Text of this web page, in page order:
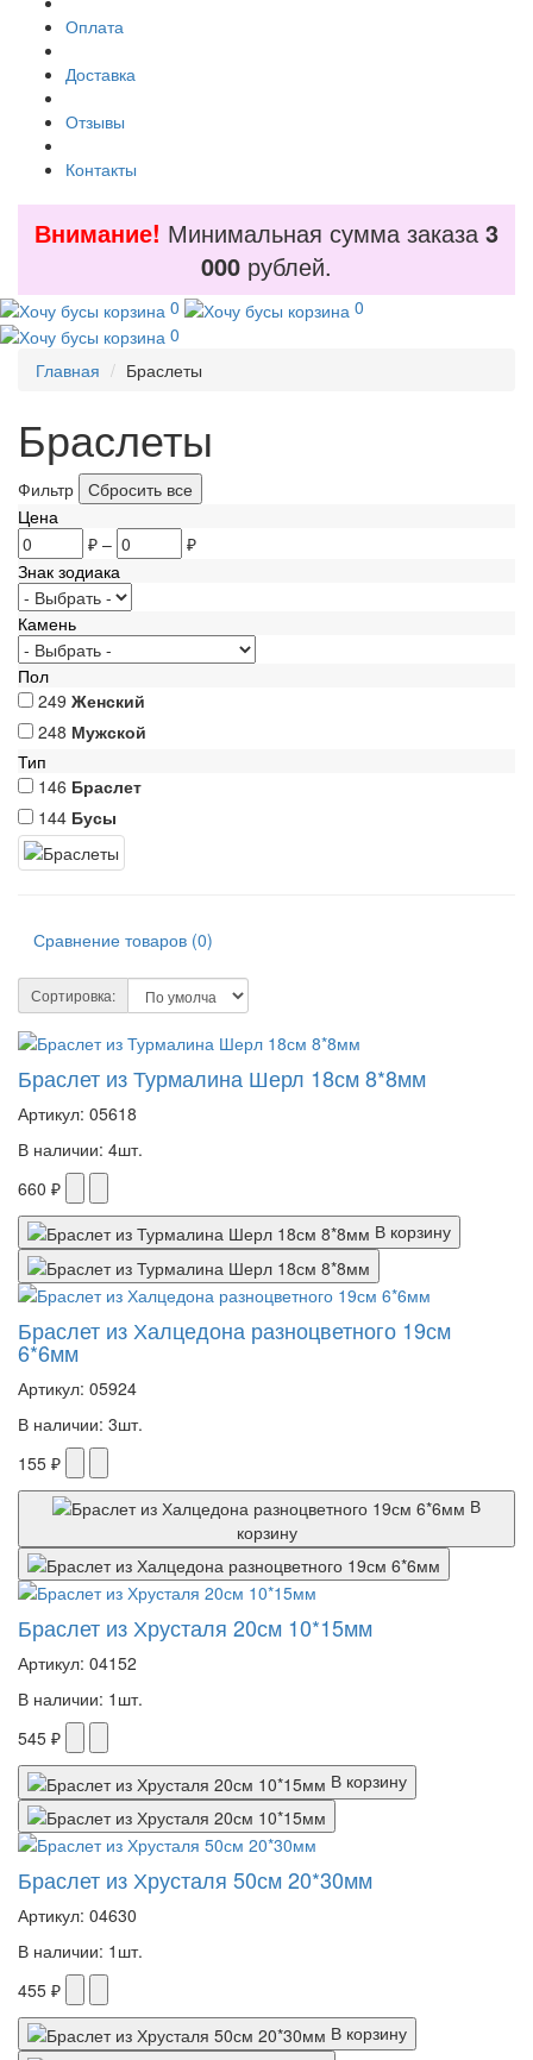
Оплата
Доставка
Отзывы
Контакты
Внимание! Минимальная сумма заказа 3
000 рублей.
0
0
0
Главная
Браслеты
Браслеты
Фильтр
Цена
₽ –
₽
Знак зодиака
Камень
Пол
249 Женский
248 Мужской
Тип
146 Браслет
144 Бусы
Сравнение товаров (0)
Сортировка:
Браслет из Турмалина Шерл 18см 8*8мм
Артикул: 05618
В наличии: 4шт.
660 ₽
В корзину
Браслет из Халцедона разноцветного 19см
6*6мм
Артикул: 05924
В наличии: 3шт.
155 ₽
В
корзину
Браслет из Хрусталя 20см 10*15мм
Артикул: 04152
В наличии: 1шт.
545 ₽
В корзину
Браслет из Хрусталя 50см 20*30мм
Артикул: 04630
В наличии: 1шт.
455 ₽
В корзину